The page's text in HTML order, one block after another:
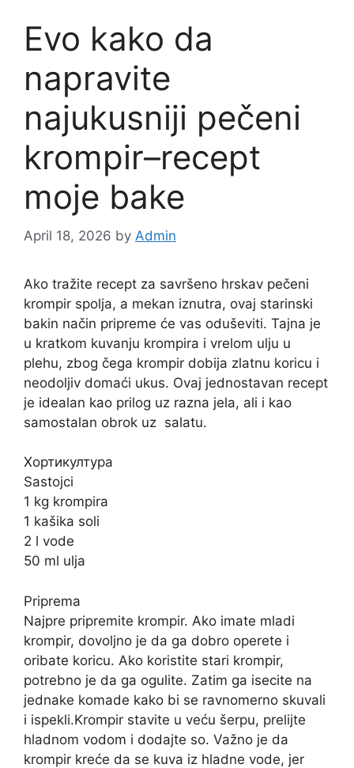
Evo kako da
napravite
najukusniji pečeni
krompir–recept
moje bake
April 18, 2026 by Admin
Ako tražite recept za savršeno hrskav pečeni
krompir spolja, a mekan iznutra, ovaj starinski
bakin način pripreme će vas oduševiti. Tajna je
u kratkom kuvanju krompira i vrelom ulju u
plehu, zbog čega krompir dobija zlatnu koricu i
neodoljiv domaći ukus. Ovaj jednostavan recept
je idealan kao prilog uz razna jela, ali i kao
samostalan obrok uz salatu.
Хортикултура
Sastojci
1 kg krompira
1 kašika soli
2 l vode
50 ml ulja
Priprema
Najpre pripremite krompir. Ako imate mladi
krompir, dovoljno je da ga dobro operete i
oribate koricu. Ako koristite stari krompir,
potrebno je da ga ogulite. Zatim ga isecite na
jednake komade kako bi se ravnomerno skuvali
i ispekli.Krompir stavite u veću šerpu, prelijte
hladnom vodom i dodajte so. Važno je da
krompir kreće da se kuva iz hladne vode, jer